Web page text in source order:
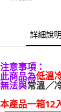
詳細說明
注意事項：
此商品為低溫
無法與常溫／
本產品一箱12